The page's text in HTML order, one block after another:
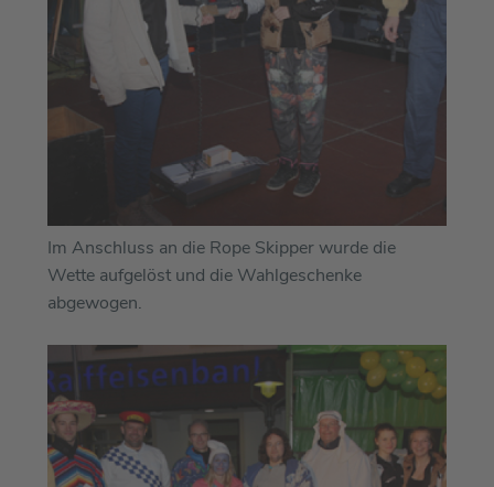
Im Anschluss an die Rope Skipper wurde die
Wette aufgelöst und die Wahlgeschenke
abgewogen.